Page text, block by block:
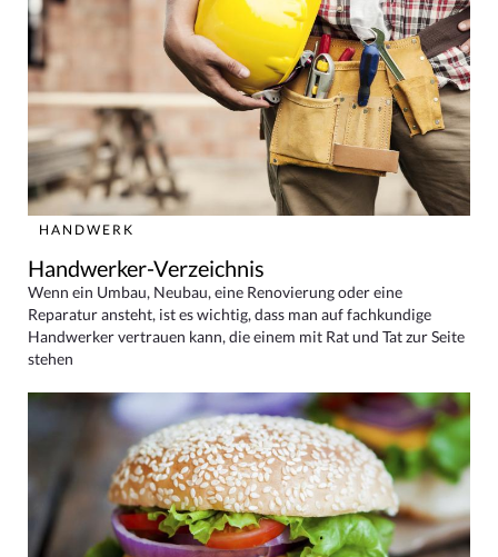
HANDWERK
Handwerker-Verzeichnis
Wenn ein Umbau, Neubau, eine Renovierung oder eine
Reparatur ansteht, ist es wichtig, dass man auf fachkundige
Handwerker vertrauen kann, die einem mit Rat und Tat zur Seite
stehen